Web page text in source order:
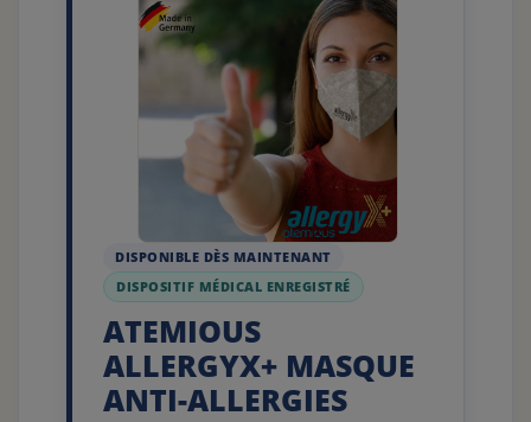
DISPONIBLE DÈS MAINTENANT
DISPOSITIF MÉDICAL ENREGISTRÉ
ATEMIOUS
ALLERGYX+ MASQUE
ANTI-ALLERGIES